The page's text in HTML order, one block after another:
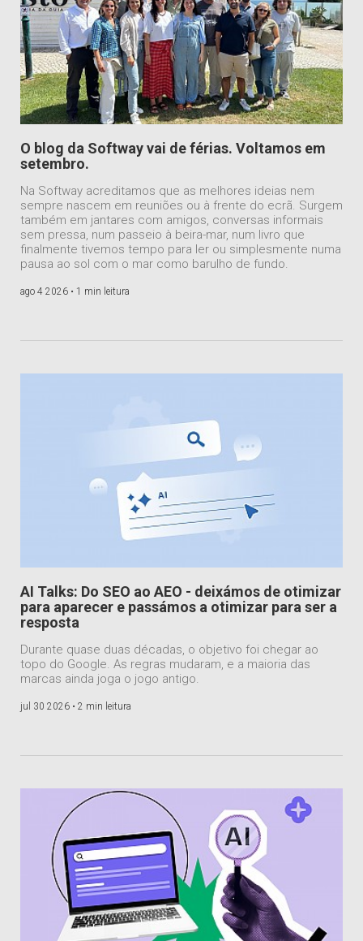
O blog da Softway vai de férias. Voltamos em
setembro.
Na Softway acreditamos que as melhores ideias nem
sempre nascem em reuniões ou à frente do ecrã. Surgem
também em jantares com amigos, conversas informais
sem pressa, num passeio à beira-mar, num livro que
finalmente tivemos tempo para ler ou simplesmente numa
pausa ao sol com o mar como barulho de fundo.
ago 4 2026 • 1 min leitura
AI Talks: Do SEO ao AEO - deixámos de otimizar
para aparecer e passámos a otimizar para ser a
resposta
Durante quase duas décadas, o objetivo foi chegar ao
topo do Google. As regras mudaram, e a maioria das
marcas ainda joga o jogo antigo.
jul 30 2026 • 2 min leitura